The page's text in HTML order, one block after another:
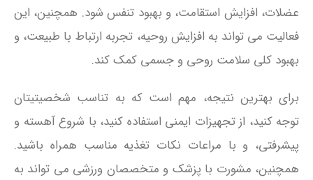
عضلات، افزایش استقامت، و بهبود تنفس شود. همچنین، این
فعالیت می‌ تواند به افزایش روحیه، تجربه ارتباط با طبیعت، و
بهبود کلی سلامت روحی و جسمی کمک کند.
برای بهترین نتیجه، مهم است که به تناسب شخصیتیتان
توجه کنید، از تجهیزات ایمنی استفاده کنید، با شروع آهسته و
پیشرفتی، و با مراعات نکات تغذیه مناسب همراه باشید.
همچنین، مشورت با پزشک و متخصصان ورزشی می‌ تواند به